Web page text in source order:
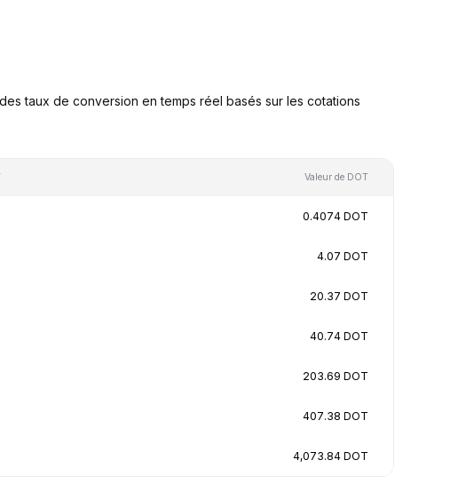
taux de conversion en temps réel basés sur les cotations
Valeur de DOT
0.4074 DOT
4.07 DOT
20.37 DOT
40.74 DOT
203.69 DOT
407.38 DOT
4,073.84 DOT